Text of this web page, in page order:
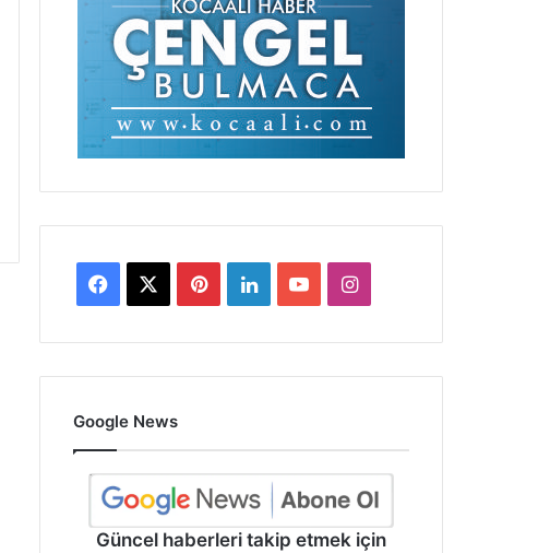
Facebook PinterestLinkedInYouTubeInstagram
Google News
Güncel haberleri takip etmek için